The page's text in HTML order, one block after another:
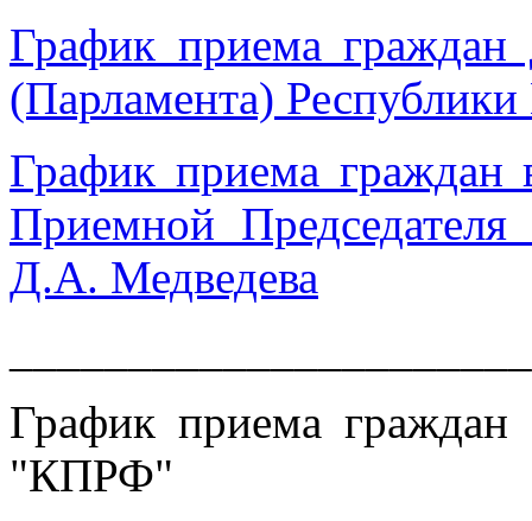
График приема граждан
(Парламента)
График приема граждан
Приемной
Д.А. Медведева
График приема
"КПРФ"